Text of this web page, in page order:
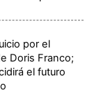
por el
Doris Franco;
el futuro